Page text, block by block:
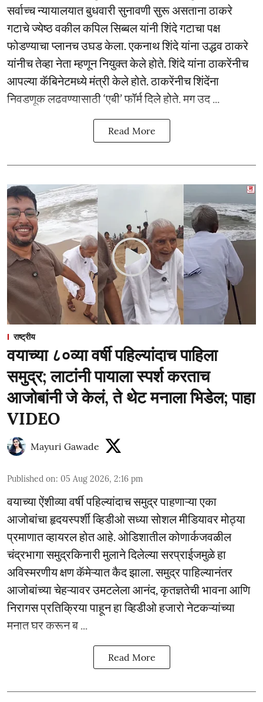
सर्वाच्च न्यायालयात बुधवारी सुनावणी सुरू असताना ठाकरे
गटाचे ज्येष्ठ वकील कपिल सिब्बल यांनी शिंदे गटाचा पक्ष
फोडण्याचा प्लानच उघड केला. एकनाथ शिंदे यांना उद्धव ठाकरे
यांनीच तेव्हा नेता म्हणून नियुक्त केले होते. शिंदे यांना ठाकरेंनीच
आपल्या कॅबिनेटमध्ये मंत्री केले होते. ठाकरेंनीच शिंदेंना
निवडणूक लढवण्यासाठी ‘एबी’ फॉर्म दिले होते. मग उद ...
Read More
राष्ट्रीय
वयाच्या ८०व्या वर्षी पहिल्यांदाच पाहिला
समुद्र; लाटांनी पायाला स्पर्श करताच
आजोबांनी जे केलं, ते थेट मनाला भिडेल; पाहा
VIDEO
Mayuri Gawade
Published on: 05 Aug 2026, 2:16 pm
वयाच्या ऐंशीव्या वर्षी पहिल्यांदाच समुद्र पाहणाऱ्या एका
आजोबांचा हृदयस्पर्शी व्हिडीओ सध्या सोशल मीडियावर मोठ्या
प्रमाणात व्हायरल होत आहे. ओडिशातील कोणार्कजवळील
चंद्रभागा समुद्रकिनारी मुलाने दिलेल्या सरप्राईजमुळे हा
अविस्मरणीय क्षण कॅमेऱ्यात कैद झाला. समुद्र पाहिल्यानंतर
आजोबांच्या चेहऱ्यावर उमटलेला आनंद, कृतज्ञतेची भावना आणि
निरागस प्रतिक्रिया पाहून हा व्हिडीओ हजारो नेटकऱ्यांच्या
मनात घर करून ब ...
Read More